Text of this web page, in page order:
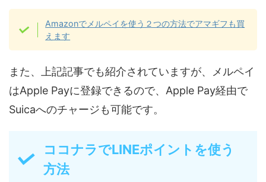
Amazonでメルペイを使う２つの方法でアマギフも買
えます
また、上記記事でも紹介されていますが、メルペイ
はApple Payに登録できるので、Apple Pay経由で
Suicaへのチャージも可能です。
ココナラでLINEポイントを使う
方法